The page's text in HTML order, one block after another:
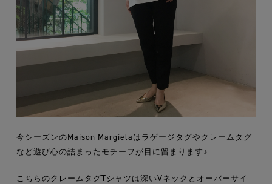
今シーズンのMaison Margielaはラゲージタグやクレームタグ
など遊び心の詰まったモチーフが目に留まります♪
こちらのクレームタグTシャツは深いVネックとオーバーサイ